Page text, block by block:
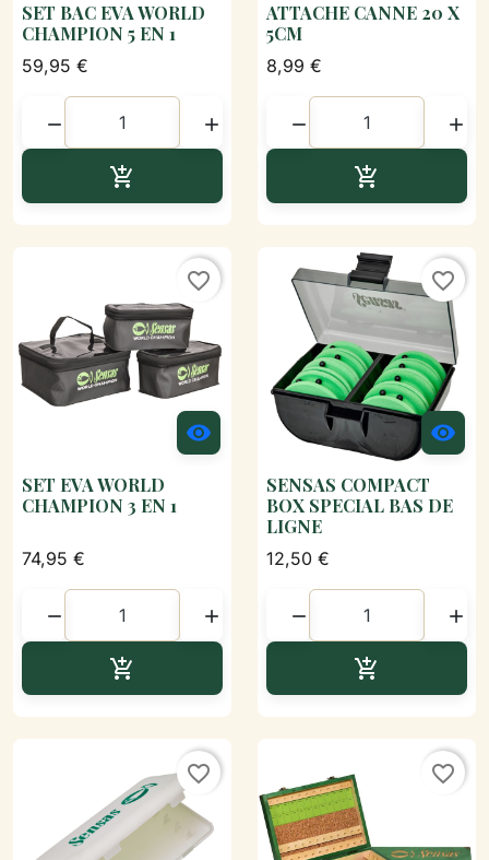
SET BAC EVA WORLD
CHAMPION 5 EN 1
59,95 €
 

ATTACHE CANNE 20 X
5CM
8,99 €
 


favorite_border
SET EVA WORLD
CHAMPION 3 EN 1
74,95 €
 


favorite_border
SENSAS COMPACT
BOX SPECIAL BAS DE
LIGNE
12,50 €
 

favorite_border favorite_border